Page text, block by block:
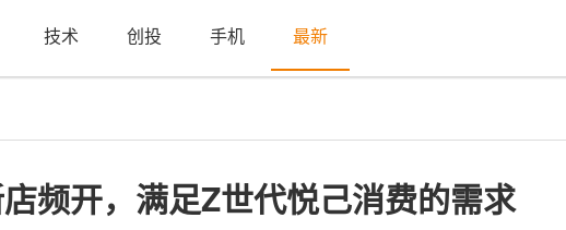
技术 创投 手机 最新
频开，满足Z世代悦己消费的需求